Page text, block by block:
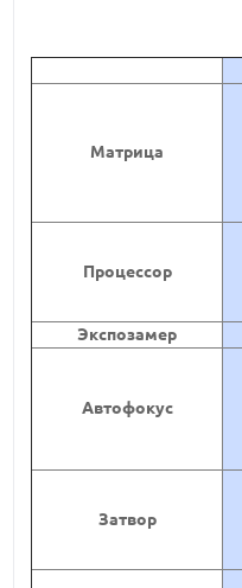
Матрица
Процессор
Экспозамер
Автофокус
Затвор